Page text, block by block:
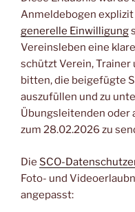
Anmeldebogen
generelle Einwilligung
Vereinsleben eine
schützt Verein, Trainer
bitten, die beigefügte
auszufüllen und zu
Übungsleitenden oder
zum 28.02.2026 zu
Die SCO-
Foto- und
angepasst: